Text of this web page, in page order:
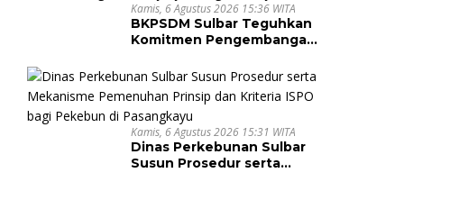
Kamis, 6 Agustus 2026 15:36 WITA
BKPSDM Sulbar Teguhkan
Komitmen Pengembangan
Penandatanganan
Perjanjian Tugas Belajar
2026
Kamis, 6 Agustus 2026 15:31 WITA
Dinas Perkebunan Sulbar
Susun Prosedur serta